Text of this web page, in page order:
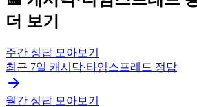
더 보기
주간 정답 모아보기
최근 7일 캐시닥·타임스프레드 정답
월간 정답 모아보기